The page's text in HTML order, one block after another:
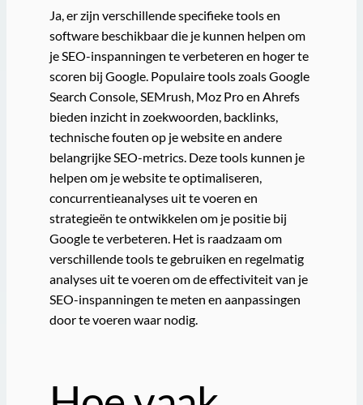
Ja, er zijn verschillende specifieke tools en
software beschikbaar die je kunnen helpen om
je SEO-inspanningen te verbeteren en hoger te
scoren bij Google. Populaire tools zoals Google
Search Console, SEMrush, Moz Pro en Ahrefs
bieden inzicht in zoekwoorden, backlinks,
technische fouten op je website en andere
belangrijke SEO-metrics. Deze tools kunnen je
helpen om je website te optimaliseren,
concurrentieanalyses uit te voeren en
strategieën te ontwikkelen om je positie bij
Google te verbeteren. Het is raadzaam om
verschillende tools te gebruiken en regelmatig
analyses uit te voeren om de effectiviteit van je
SEO-inspanningen te meten en aanpassingen
door te voeren waar nodig.